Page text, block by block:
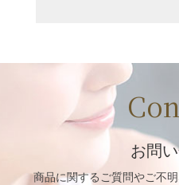
お問
商品に関するご質問やご不